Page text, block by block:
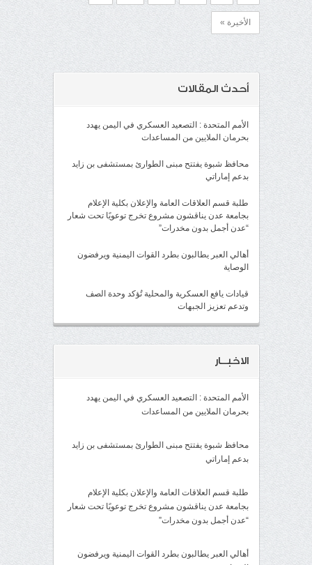
الأخيرة »
أحدث المقالات
الأمم المتحدة : التصعيد العسكري في اليمن يهدد
بحرمان الملايين من المساعدات
محافظ شبوة يفتتح مبنى الطوارئ بمستشفى بن زايد
بدعم إماراتي
طلبة قسم العلاقات العامة والإعلان بكلية الإعلام
بجامعة عدن يناقشون مشروع تخرج توعويًا تحت شعار
“عدن أجمل بدون مخدرات”
أهالي العبر يطالبون بطرد القوات اليمنية ويرفضون
الوصاية
قيادات يافع العسكرية والمحلية تُؤكد وحدة الصف
وتدعم تعزيز الجبهات
الاخبــار
الأمم المتحدة : التصعيد العسكري في اليمن يهدد
بحرمان الملايين من المساعدات
محافظ شبوة يفتتح مبنى الطوارئ بمستشفى بن زايد
بدعم إماراتي
طلبة قسم العلاقات العامة والإعلان بكلية الإعلام
بجامعة عدن يناقشون مشروع تخرج توعويًا تحت شعار
“عدن أجمل بدون مخدرات”
أهالي العبر يطالبون بطرد القوات اليمنية ويرفضون